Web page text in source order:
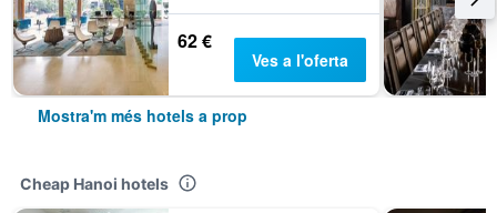
62 €
Ves a l'oferta
Mostra'm més hotels a prop
Cheap Hanoi hotels